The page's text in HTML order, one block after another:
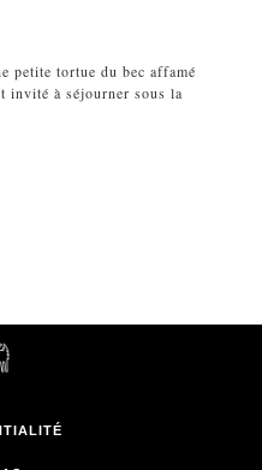
petite tortue du bec affamé
invité à séjourner sous la